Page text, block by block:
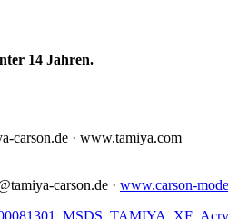
14 Jahren.
carson.de · www.tamiya.com
carson.de · www.carson-